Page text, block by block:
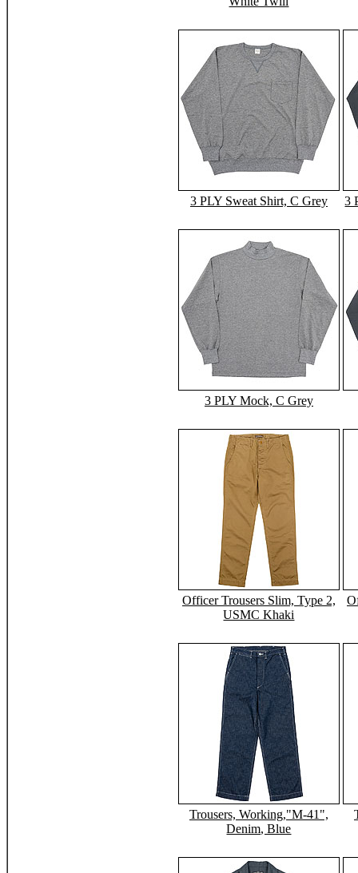
3 PLY Sweat Shirt, C Grey 3
3 PLY Mock, C Grey
Officer Trousers Slim, Type 2,
USMC Khaki
Trousers, Working,"M-41",
Denim, Blue